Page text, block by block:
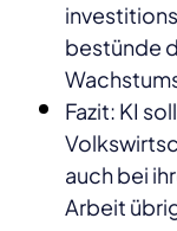
bestünde
Fazit: KI
auch bei
Arbeit